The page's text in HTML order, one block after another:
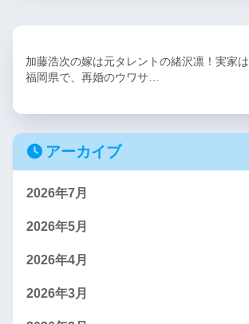
加藤浩次の嫁は元タレントの緒沢凛！実家は
福岡県で、再婚のウワサ…
アーカイブ
2026年7月
2026年5月
2026年4月
2026年3月